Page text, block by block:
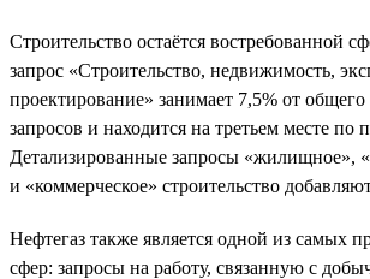
Строительство остаётся востребованной
запрос «Строительство, недвижимость,
проектирование» занимает 7,5% от общего
запросов и находится на третьем месте по
Детализированные запросы «жилищное»,
и «коммерческое» строительство
Нефтегаз также является одной из самых
сфер: запросы на работу, связанную с